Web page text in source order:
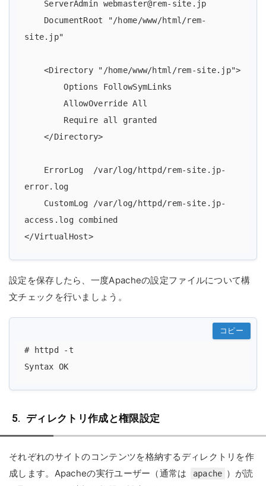
site.jp"
    <Directory "/home/www/html/rem-site.jp">
        Options FollowSymLinks
        AllowOverride All
    </Directory>
error.log
access.log combined
設定を保存したら、一度Apacheの設定ファイルについて構
文チェックを行いましょう。
コピー
# httpd -t
ディレクトリ作成と権限設定
それぞれのサイトのコンテンツを格納するディレクトリを作
成します。Apacheの実行ユーザー（通常は
apache ）が読